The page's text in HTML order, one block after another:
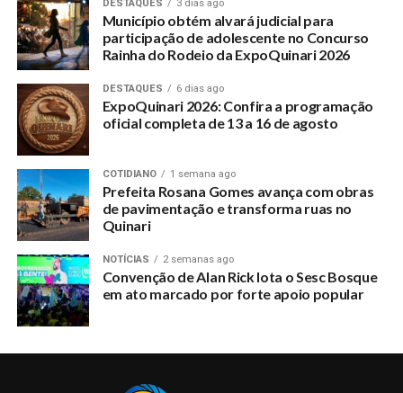
DESTAQUES 3 dias ago
Município obtém alvará judicial para
participação de adolescente no Concurso
Rainha do Rodeio da ExpoQuinari 2026
DESTAQUES 6 dias ago
ExpoQuinari 2026: Confira a programação
oficial completa de 13 a 16 de agosto
COTIDIANO 1 semana ago
Prefeita Rosana Gomes avança com obras
de pavimentação e transforma ruas no
Quinari
NOTÍCIAS 2 semanas ago
Convenção de Alan Rick lota o Sesc Bosque
em ato marcado por forte apoio popular